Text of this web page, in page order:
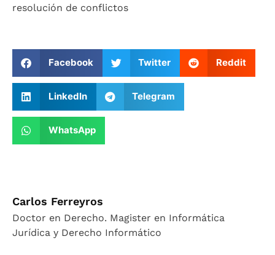
resolución de conflictos
Facebook Twitter Reddit
LinkedIn Telegram
WhatsApp
Carlos Ferreyros
Doctor en Derecho. Magister en Informática
Jurídica y Derecho Informático